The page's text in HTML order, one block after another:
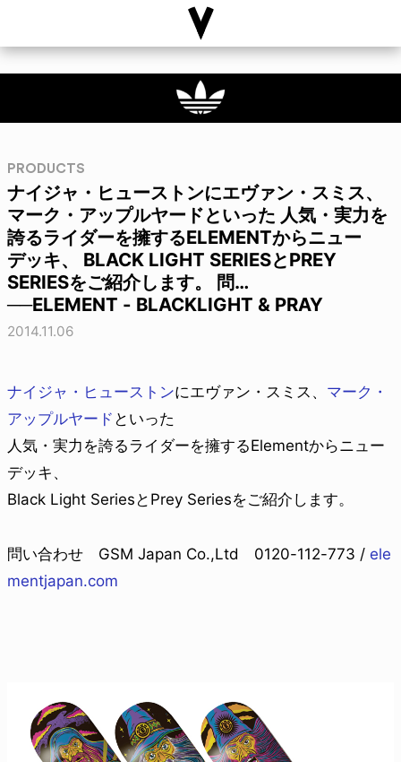
PRODUCTS
ナイジャ・ヒューストンにエヴァン・スミス、
マーク・アップルヤードといった 人気・実力を
誇るライダーを擁するELEMENTからニュー
デッキ、 BLACK LIGHT SERIESとPREY
SERIESをご紹介します。 問…
──ELEMENT - BLACKLIGHT & PRAY
2014.11.06
ナイジャ・ヒューストンにエヴァン・スミス、 マーク・
アップルヤード といった
人気・実力を誇るライダーを擁するElementからニュー
デッキ、
Black Light SeriesとPrey Seriesをご紹介します。
問い合わせ GSM Japan Co.,Ltd 0120-112-773 / ele
mentjapan.com